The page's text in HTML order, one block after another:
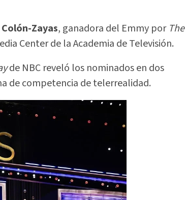
Zayas, ganadora del Emmy por The
Center de la Academia de Televisión.
de NBC reveló los nominados en dos
de competencia de telerrealidad.